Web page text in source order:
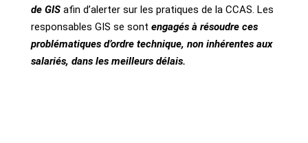
de GISafin d’alerter sur les pratiques de la CCAS. Les
responsables GIS se sont engagés à résoudre ces
problématiques d’ordre technique, non inhérentes aux
salariés, dans les meilleurs délais.